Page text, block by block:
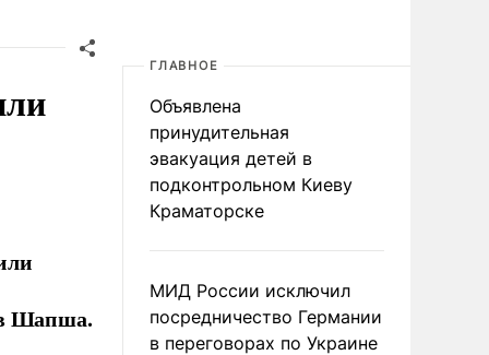
Шапша.
ГЛАВНОЕ
Объявлена
принудительная
эвакуация детей в
подконтрольном Киеву
Краматорске
МИД России исключил
посредничество Германии
в переговорах по Украине